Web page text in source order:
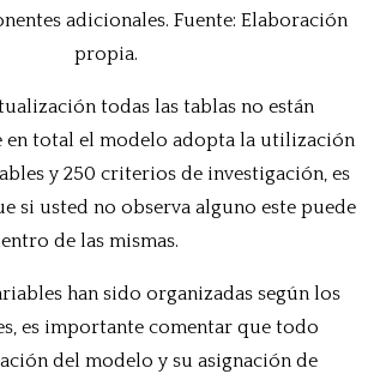
adicionales. Fuente: Elaboración
propia.
todas las tablas no están
en total el modelo adopta la utilización
y 250 criterios de investigación, es
si usted no observa alguno este puede
de las mismas.
han sido organizadas según los
es importante comentar que todo
del modelo y su asignación de